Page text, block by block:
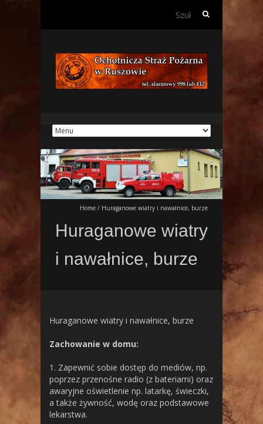
Szukaj:
Home / Huraganowe wiatry i nawałnice, burze
Huraganowe wiatry
i nawałnice, burze
Huraganowe wiatry i nawałnice, burze
Zachowanie w domu:
1. Zapewnić sobie dostęp do mediów, np.
poprzez przenośne radio (z bateriami) oraz
awaryjne oświetlenie np. latarkę, świeczki,
a także żywność, wodę oraz podstawowe
lekarstwa.